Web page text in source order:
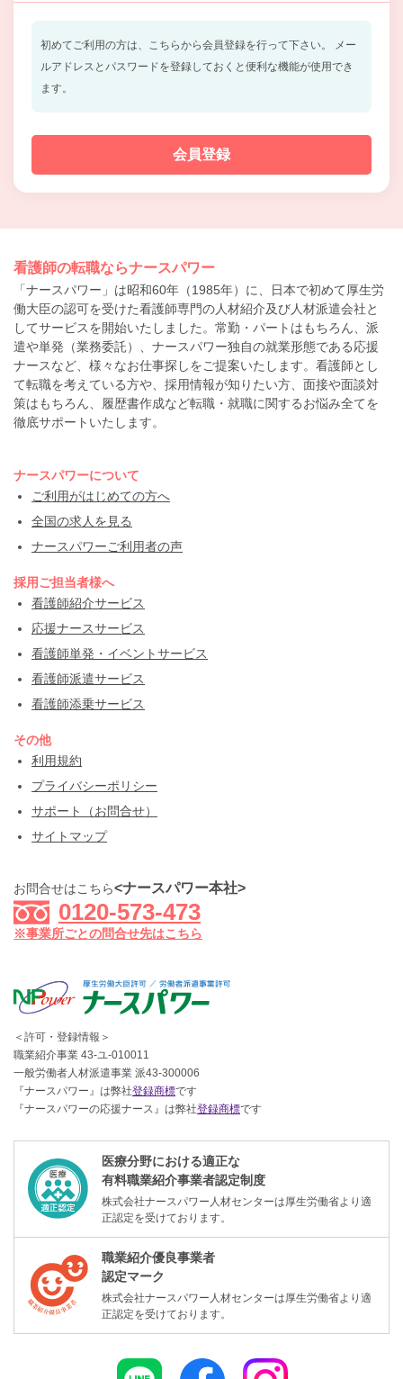
初めてご利用の方は、こちらから会員登録を行って下さい。
メー
ルアドレスとパスワードを登録しておくと便利な機能が使用でき
ます。
会員登録
看護師の転職ならナースパワー
「ナースパワー」は昭和60年（1985年）に、日本で初めて厚生労
働大臣の認可を受けた看護師専門の人材紹介及び人材派遣会社と
してサービスを開始いたしました。常勤・パートはもちろん、派
遣や単発（業務委託）、ナースパワー独自の就業形態である応援
ナースなど、様々なお仕事探しをご提案いたします。看護師とし
て転職を考えている方や、採用情報が知りたい方、面接や面談対
策はもちろん、履歴書作成など転職・就職に関するお悩み全てを
徹底サポートいたします。
ナースパワーについて
ご利用がはじめての方へ
全国の求人を見る
ナースパワーご利用者の声
採用ご担当者様へ
看護師紹介サービス
応援ナースサービス
看護師単発・イベントサービス
看護師派遣サービス
看護師添乗サービス
その他
利用規約
プライバシーポリシー
サポート（お問合せ）
サイトマップ
お問合せはこちら<ナースパワー本社>
0120-573-473
※事業所ごとの問合せ先はこちら
＜許可・登録情報＞
職業紹介事業 43-ユ-010011
一般労働者人材派遣事業 派43-300006
『ナースパワー』は弊社登録商標です
『ナースパワーの応援ナース』は弊社登録商標です
医療分野における適正な
有料職業紹介事業者認定制度
株式会社ナースパワー人材センターは厚生労働省より適
正認定を受けております。
職業紹介優良事業者
認定マーク
株式会社ナースパワー人材センターは厚生労働省より適
正認定を受けております。